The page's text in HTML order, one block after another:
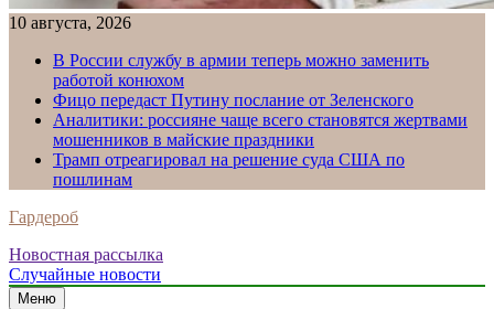
10 августа, 2026
В России службу в армии теперь можно заменить
работой конюхом
Фицо передаст Путину послание от Зеленского
Аналитики: россияне чаще всего становятся жертвами
мошенников в майские праздники
Трамп отреагировал на решение суда США по
пошлинам
Гардероб
Новостная рассылка
Случайные новости
Меню